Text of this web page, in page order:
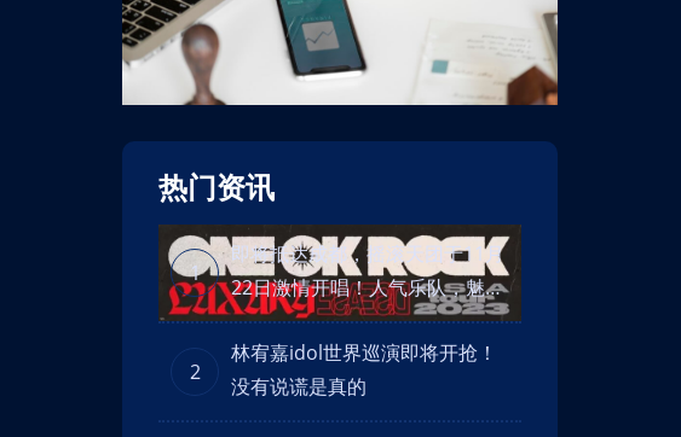
热门资讯
1
即将抵达成都，摇滚天团于11月
22日激情开唱！人气乐队，魅力
舞台！
2
林宥嘉idol世界巡演即将开抢！
没有说谎是真的